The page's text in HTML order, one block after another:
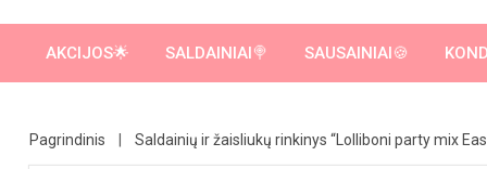
AKCIJOS🌟 SALDAINIAI🍭 SAUSAINIAI🍪
Pagrindinis Saldainių ir žaisliukų rinkinys “Lolliboni party mix